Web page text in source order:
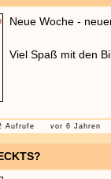
Neue Woche -
Viel Spaß mit den
Aufrufe vor 6 Jahren